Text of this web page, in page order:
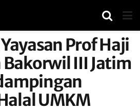
Prof Haji
Bakorwil III Jatim
UMKM